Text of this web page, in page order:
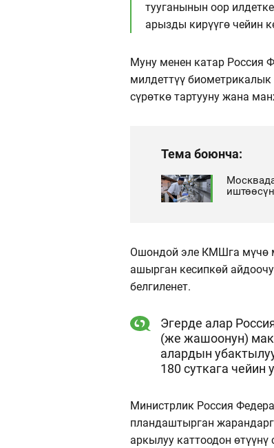
тууганынын оор
арызды кирүүгө чейин
Муну менен катар Россия
милдеттүү
сүрөткө тартууну жана
Тема боюнча:
Ошондой эле КМШга мүчө
ашырган кесипкөй
белгиленет.
Эгерде алар
(же жашоонун)
алардын
180 суткага чейин
Министрлик Россия
пландаштырган
аркылуу каттоодон өтүүнү